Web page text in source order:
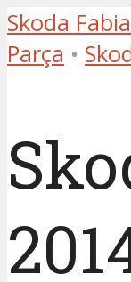
Skoda
Parça •